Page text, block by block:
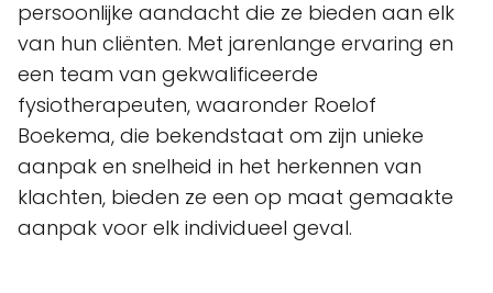
persoonlijke aandacht die ze bieden aan elk
van hun cliënten. Met jarenlange ervaring en
een team van gekwalificeerde
fysiotherapeuten, waaronder Roelof
Boekema, die bekendstaat om zijn unieke
aanpak en snelheid in het herkennen van
klachten, bieden ze een op maat gemaakte
aanpak voor elk individueel geval.